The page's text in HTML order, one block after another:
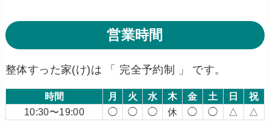
営業時間
整体すった家(け)は 「 完全予約制 」 です。
時間 月 火 水 木 金 土 日
祝
10:30〜19:00
◯ ◯ ◯ 休 ◯ ◯ △ △